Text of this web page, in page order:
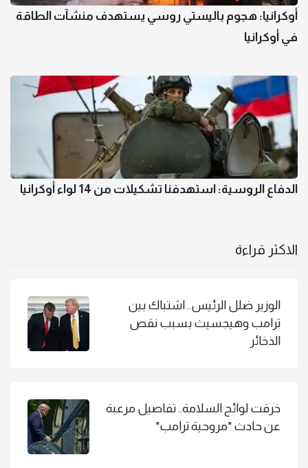
أوكرانيا: هجوم باليستي روسي يستهدف منشآت الطاقة
في أوكرانيا
الدفاع الروسية: استهدفنا تشكيلات من 14 لواء أوكرانيا
الاكثر قراءة
الوزير ضلل الرئيس.. اشتباك بين
ترامب وهيجسيث بسبب نقص
الذخائر
خرقت لوائح السلامة.. تفاصيل مرعبة
عن حادث "مروحية ترامب"